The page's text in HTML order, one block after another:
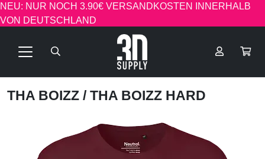
NEU: NUR NOCH 3.90€ VERSANDKOSTEN INNERHALB
VON DEUTSCHLAND
THA BOIZZ / THA BOIZZ HARD